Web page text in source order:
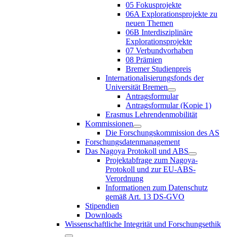
05 Fokusprojekte
06A Explorationsprojekte zu
neuen Themen
06B Interdisziplinäre
Explorationsprojekte
07 Verbundvorhaben
08 Prämien
Bremer Studienpreis
Internationalisierungsfonds der
Universität Bremen
Antragsformular
Antragsformular (Kopie 1)
Erasmus Lehrendenmobilität
Kommissionen
Die Forschungskommission des AS
Forschungsdatenmanagement
Das Nagoya Protokoll und ABS
Projektabfrage zum Nagoya-
Protokoll und zur EU-ABS-
Verordnung
Informationen zum Datenschutz
gemäß Art. 13 DS-GVO
Stipendien
Downloads
Wissenschaftliche Integrität und Forschungsethik